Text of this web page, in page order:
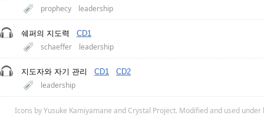
prophecy leadership
쉐퍼의 지도력 CD1
schaeffer leadership
지도자와 자기 관리 CD1 CD2
leadership
Icons byYusuke Kamiyamane and Crystal Project. Modified and used under